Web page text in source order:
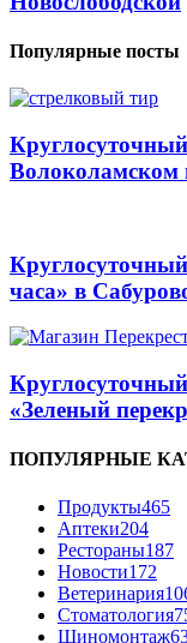
Популярные посты
Волоколамском
часа» в
«Зеленый
ПОПУЛЯРНЫЕ
Продукты465
Аптеки204
Рестораны187
Новости172
Ветеринария
Стоматология
Шиномонтаж